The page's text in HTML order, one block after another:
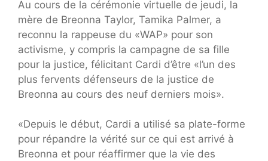
Au cours de la cérémonie virtuelle de jeudi, la
mère de Breonna Taylor, Tamika Palmer, a
reconnu la rappeuse du «WAP» pour son
activisme, y compris la campagne de sa fille
pour la justice, félicitant Cardi d’être «l’un des
plus fervents défenseurs de la justice de
Breonna au cours des neuf derniers mois».
«Depuis le début, Cardi a utilisé sa plate-forme
pour répandre la vérité sur ce qui est arrivé à
Breonna et pour réaffirmer que la vie des